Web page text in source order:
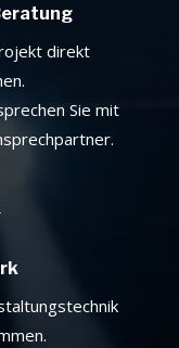
direkt
Sie mit